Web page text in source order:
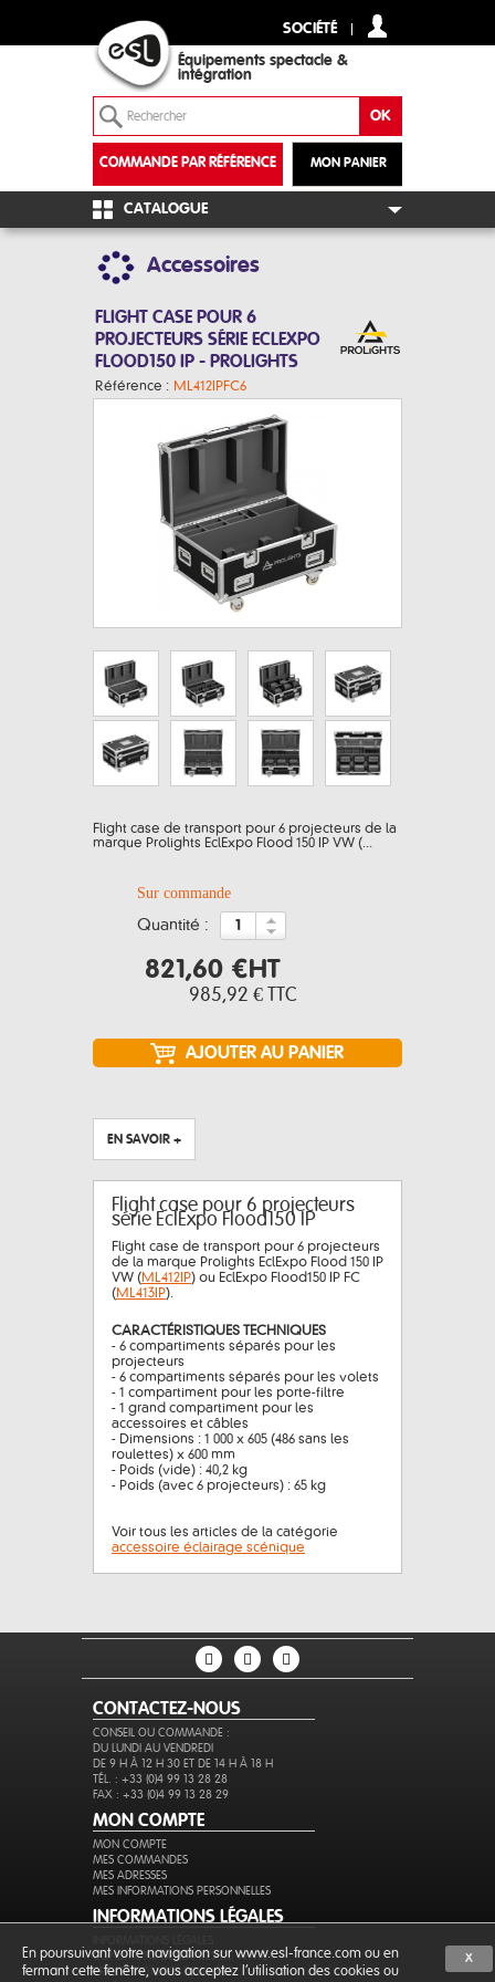
SOCIÉTÉ
Équipements spectacle &
intégration
MON PANIER
COMMANDE PAR RÉFÉRENCE
+
CATALOGUE
Accessoires
FLIGHT CASE POUR 6
PROJECTEURS SÉRIE ECLEXPO
FLOOD150 IP - PROLIGHTS
Référence : ML412IPFC6
Flight case de transport pour 6 projecteurs de la
marque Prolights EclExpo Flood 150 IP VW (...
Sur commande
quantité :
821,60 €HT
985,92 € TTC
EN SAVOIR +
Flight case pour 6 projecteurs
série EclExpo Flood150 IP
Flight case de transport pour 6 projecteurs
de la marque Prolights EclExpo Flood 150 IP
VW ( ML412IP) ou EclExpo Flood150 IP FC
( ML413IP).
CARACTÉRISTIQUES TECHNIQUES
- 6 compartiments séparés pour les
projecteurs
- 6 compartiments séparés pour les volets
- 1 compartiment pour les porte-filtre
- 1 grand compartiment pour les
accessoires et câbles
- Dimensions : 1 000 x 605 (486 sans les
roulettes) x 600 mm
- Poids (vide) : 40,2 kg
- Poids (avec 6 projecteurs) : 65 kg
Voir tous les articles de la catégorie
accessoire éclairage scénique
CONTACTEZ-NOUS
CONSEIL OU COMMANDE :
DU LUNDI AU VENDREDI
DE 9 H À 12 H 30 ET DE 14 H À 18 H
TÉL. : +33 (0)4 99 13 28 28
FAX : +33 (0)4 99 13 28 29
MON COMPTE
MON COMPTE
MES COMMANDES
MES ADRESSES
MES INFORMATIONS PERSONNELLES
INFORMATIONS LÉGALES
CONDITIONS GÉNÉRALES DE VENTE
PROTECTION DES DONNÉES
X
En poursuivant votre navigation sur www.esl-france.com ou en
fermant cette fenêtre, vous acceptez l’utilisation des cookies ou